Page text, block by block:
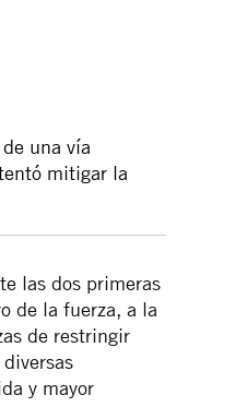
una vía
mitigar la
las dos primeras
de la fuerza, a la
de restringir
y mayor